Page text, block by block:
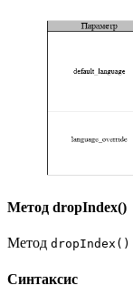
Метод dropIndex()
Метод dropIndex()
Синтаксис